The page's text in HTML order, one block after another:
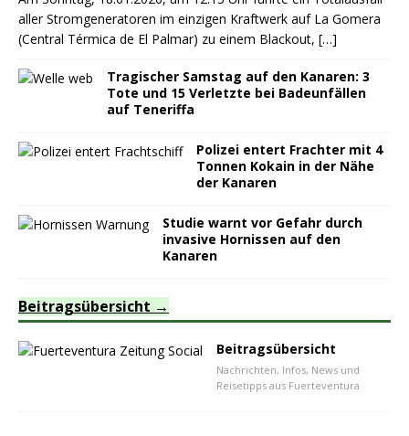
aller Stromgeneratoren im einzigen Kraftwerk auf La Gomera
(Central Térmica de El Palmar) zu einem Blackout, […]
Tragischer Samstag auf den Kanaren: 3
Tote und 15 Verletzte bei Badeunfällen
auf Teneriffa
Polizei entert Frachter mit 4
Tonnen Kokain in der Nähe
der Kanaren
Studie warnt vor Gefahr durch
invasive Hornissen auf den
Kanaren
Beitragsübersicht
Beitragsübersicht
Nachrichten, Infos, News und
Reisetipps aus Fuerteventura